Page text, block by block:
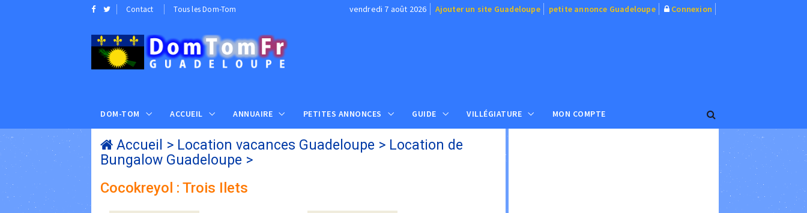
Contact Tous les Dom-Tom vendredi 7 août 2026 Ajouter un site Guadeloupe petite annonce Guadeloupe Connexion
DOM-TOM ACCUEIL ANNUAIRE PETITES ANNONCES GUIDE VILLÉGIATURE MON COMPTE
Accueil > Location vacances Guadeloupe > Location de
Bungalow Guadeloupe >
Cocokreyol : Trois Ilets